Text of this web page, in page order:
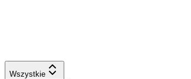
Wszystkie